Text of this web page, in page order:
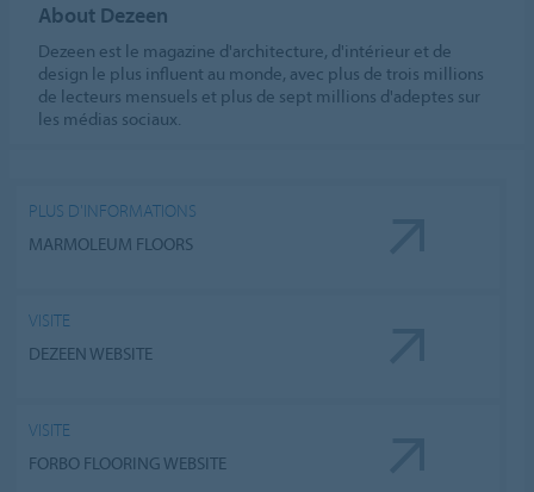
About Dezeen
Dezeen est le magazine d'architecture, d'intérieur et de
design le plus influent au monde, avec plus de trois millions
de lecteurs mensuels et plus de sept millions d'adeptes sur
les médias sociaux.
PLUS D'INFORMATIONS
MARMOLEUM FLOORS
VISITE
DEZEEN WEBSITE
VISITE
FORBO FLOORING WEBSITE